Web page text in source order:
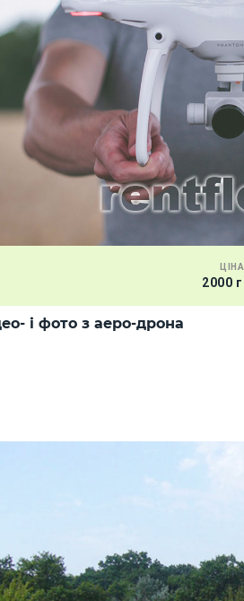
ЦІНА
2000
і фото з аеро-дрона